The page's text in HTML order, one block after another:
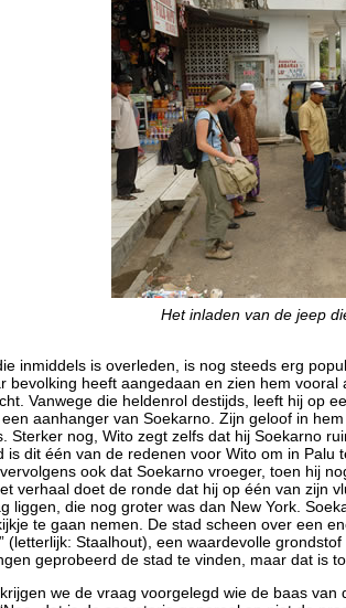
Het inladen van de jeep
inmiddels is overleden, is nog steeds erg
bevolking heeft aangedaan en zien hem
Vanwege die heldenrol destijds, leeft hij op
aanhanger van Soekarno. Zijn geloof in
Sterker nog, Wito zegt zelfs dat hij Soekarno
is dit één van de redenen voor Wito om in
ook dat Soekarno vroeger, toen hij
verhaal doet de ronde dat hij op één van zijn
liggen, die nog groter was dan New York.
te gaan nemen. De stad scheen over een
(letterlijk: Staalhout), een waardevolle
geprobeerd de stad te vinden, maar dat is
we de vraag voorgelegd wie de baas